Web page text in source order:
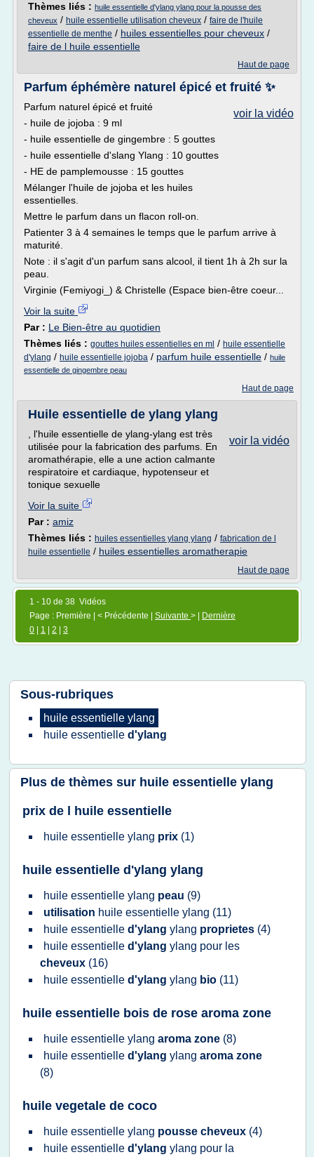
Thèmes liés : huile essentielle d'ylang ylang pour la pousse des
cheveux / huile essentielle utilisation cheveux / faire de l'huile
essentielle de menthe / huiles essentielles pour cheveux /
faire de l huile essentielle
Haut de page
Parfum éphémère naturel épicé et fruité ✨
voir la vidéo
Parfum naturel épicé et fruité
- huile de jojoba : 9 ml
- huile essentielle de gingembre : 5 gouttes
- huile essentielle d'slang Ylang : 10 gouttes
- HE de pamplemousse : 15 gouttes
Mélanger l'huile de jojoba et les huiles
essentielles.
Mettre le parfum dans un flacon roll-on.
Patienter 3 à 4 semaines le temps que le parfum arrive à
maturité.
Note : il s'agit d'un parfum sans alcool, il tient 1h à 2h sur la
peau.
Virginie (Femiyogi_) & Christelle (Espace bien-être coeur...
Voir la suite
Par : Le Bien-être au quotidien
Thèmes liés : gouttes huiles essentielles en ml / huile essentielle
d'ylang / huile essentielle jojoba / parfum huile essentielle / huile
essentielle de gingembre peau
Haut de page
Huile essentielle de ylang ylang
voir la vidéo
, l'huile essentielle de ylang-ylang est très
utilisée pour la fabrication des parfums. En
aromathérapie, elle a une action calmante
respiratoire et cardiaque, hypotenseur et
tonique sexuelle
Voir la suite
Par : amiz
Thèmes liés : huiles essentielles ylang ylang / fabrication de l
huile essentielle / huiles essentielles aromatherapie
Haut de page
1 - 10 de 38 Vidéos
Page : Première | < Précédente | Suivante > |
Dernière
0
1 2 3
Sous-rubriques
huile essentielle ylang
huile essentielle d'ylang
Plus de thèmes sur huile essentielle ylang
prix de l huile essentielle
huile essentielle ylang prix (1)
huile essentielle d'ylang ylang
huile essentielle ylang peau (9)
utilisation huile essentielle ylang (11)
huile essentielle d'ylang ylang proprietes (4)
huile essentielle d'ylang ylang pour les
cheveux (16)
huile essentielle d'ylang ylang bio (11)
huile essentielle bois de rose aroma zone
huile essentielle ylang aroma zone (8)
huile essentielle d'ylang ylang aroma zone
(8)
huile vegetale de coco
huile essentielle ylang pousse cheveux (4)
huile essentielle d'ylang ylang pour la